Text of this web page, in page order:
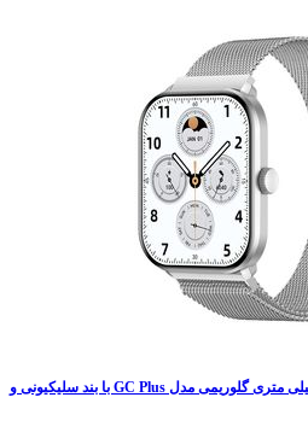
ساعت هوشمند 46 میلی متری گلوریمی مدل GC Plus با بند سلیکیونی و